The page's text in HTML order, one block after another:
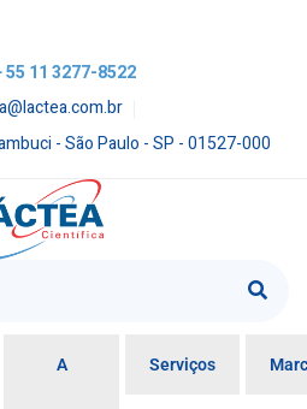
55 11 3277-8522
- São Paulo - SP - 01527-000
A Serviços